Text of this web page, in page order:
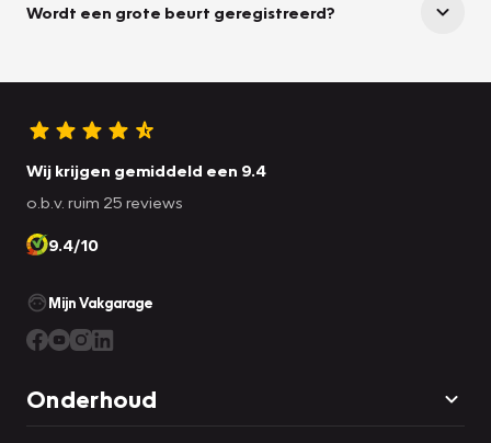
Wordt een grote beurt geregistreerd?
Wij krijgen gemiddeld een 9.4
o.b.v. ruim 25 reviews
9.4/10
Mijn Vakgarage
Onderhoud